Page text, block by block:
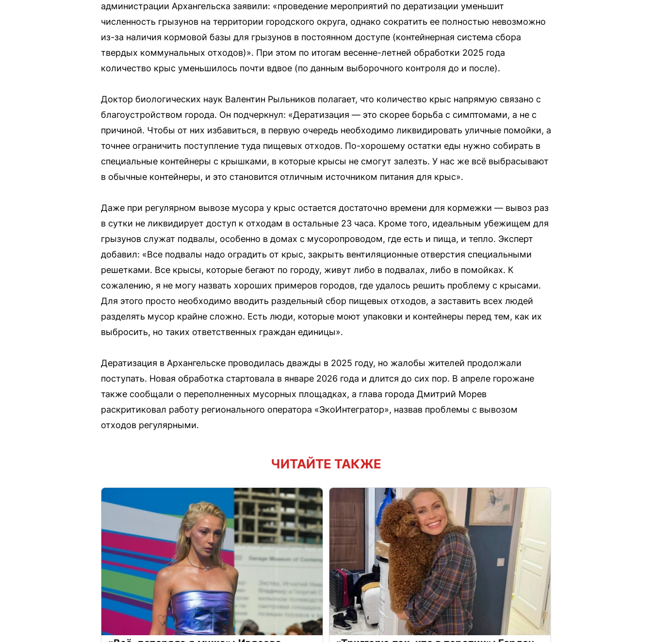
администрации Архангельска заявили: «проведение мероприятий по дератизации уменьшит
численность грызунов на территории городского округа, однако сократить ее полностью невозможно
из-за наличия кормовой базы для грызунов в постоянном доступе (контейнерная система сбора
твердых коммунальных отходов)». При этом по итогам весенне-летней обработки 2025 года
количество крыс уменьшилось почти вдвое (по данным выборочного контроля до и после).
Доктор биологических наук Валентин Рыльников полагает, что количество крыс напрямую связано с
благоустройством города. Он подчеркнул: «Дератизация — это скорее борьба с симптомами, а не с
причиной. Чтобы от них избавиться, в первую очередь необходимо ликвидировать уличные помойки, а
точнее ограничить поступление туда пищевых отходов. По-хорошему остатки еды нужно собирать в
специальные контейнеры с крышками, в которые крысы не смогут залезть. У нас же всё выбрасывают
в обычные контейнеры, и это становится отличным источником питания для крыс».
Даже при регулярном вывозе мусора у крыс остается достаточно времени для кормежки — вывоз раз
в сутки не ликвидирует доступ к отходам в остальные 23 часа. Кроме того, идеальным убежищем для
грызунов служат подвалы, особенно в домах с мусоропроводом, где есть и пища, и тепло. Эксперт
добавил: «Все подвалы надо оградить от крыс, закрыть вентиляционные отверстия специальными
решетками. Все крысы, которые бегают по городу, живут либо в подвалах, либо в помойках. К
сожалению, я не могу назвать хороших примеров городов, где удалось решить проблему с крысами.
Для этого просто необходимо вводить раздельный сбор пищевых отходов, а заставить всех людей
разделять мусор крайне сложно. Есть люди, которые моют упаковки и контейнеры перед тем, как их
выбросить, но таких ответственных граждан единицы».
Дератизация в Архангельске проводилась дважды в 2025 году, но жалобы жителей продолжали
поступать. Новая обработка стартовала в январе 2026 года и длится до сих пор. В апреле горожане
также сообщали о переполненных мусорных площадках, а глава города Дмитрий Морев
раскритиковал работу регионального оператора «ЭкоИнтегратор», назвав проблемы с вывозом
отходов регулярными.
ЧИТАЙТЕ ТАКЖЕ